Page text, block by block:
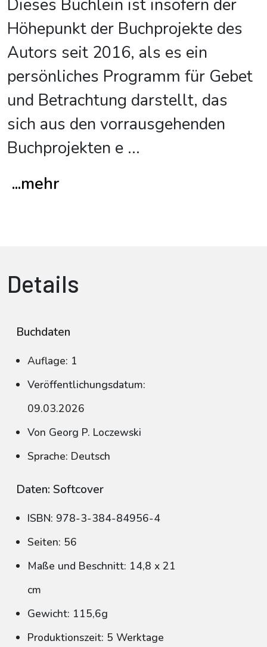
Dieses Büchlein ist insofern der
Höhepunkt der Buchprojekte des
Autors seit 2016, als es ein
persönliches Programm für Gebet
und Betrachtung darstellt, das
sich aus den vorrausgehenden
Buchprojekten e ...
...mehr
Details
Buchdaten
Auflage: 1
Veröffentlichungsdatum:
09.03.2026
Von Georg P. Loczewski
Sprache: Deutsch
Daten: Softcover
ISBN: 978-3-384-84956-4
Seiten: 56
Maße und Beschnitt: 14,8 x 21
cm
Gewicht: 115,6g
Produktionszeit: 5 Werktage